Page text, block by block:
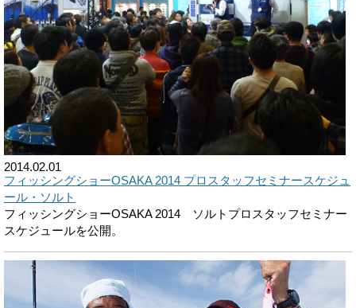
2014.02.01
フィッシングショーOSAKA 2014 プロスタッフセミナースケジュ
ール・ソルト
フィッシングショーOSAKA 2014 ソルトプロスタッフセミナー
スケジュールを公開。